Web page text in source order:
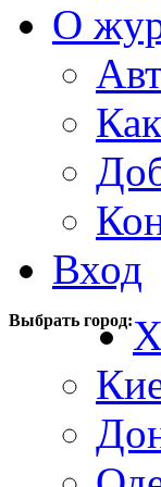
О
Вход
Выбрать город: